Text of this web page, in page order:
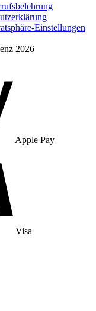
Einstellungen
2026
Apple Pay
Visa